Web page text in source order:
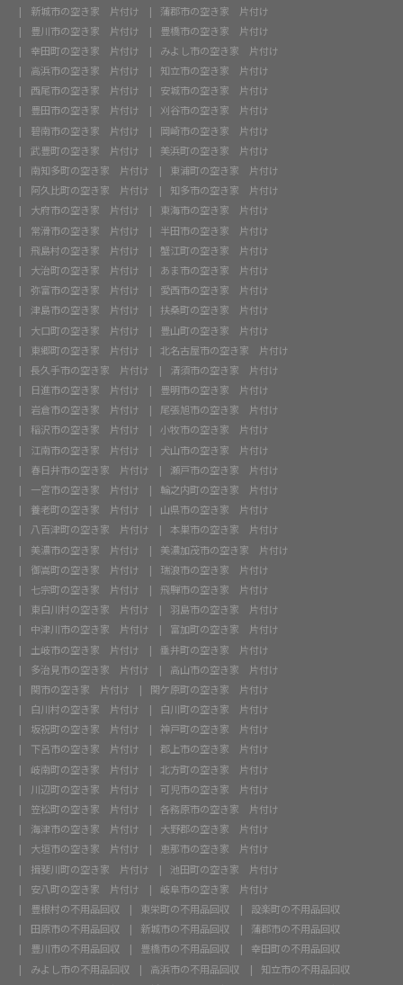
新城市の空き家 片付け
蒲郡市の空き家 片付け
豊川市の空き家 片付け
豊橋市の空き家 片付け
幸田町の空き家 片付け
みよし市の空き家 片付け
高浜市の空き家 片付け
知立市の空き家 片付け
西尾市の空き家 片付け
安城市の空き家 片付け
豊田市の空き家 片付け
刈谷市の空き家 片付け
碧南市の空き家 片付け
岡崎市の空き家 片付け
武豊町の空き家 片付け
美浜町の空き家 片付け
南知多町の空き家 片付け
東浦町の空き家 片付け
阿久比町の空き家 片付け
知多市の空き家 片付け
大府市の空き家 片付け
東海市の空き家 片付け
常滑市の空き家 片付け
半田市の空き家 片付け
飛島村の空き家 片付け
蟹江町の空き家 片付け
大治町の空き家 片付け
あま市の空き家 片付け
弥富市の空き家 片付け
愛西市の空き家 片付け
津島市の空き家 片付け
扶桑町の空き家 片付け
大口町の空き家 片付け
豊山町の空き家 片付け
東郷町の空き家 片付け
北名古屋市の空き家 片付け
長久手市の空き家 片付け
清須市の空き家 片付け
日進市の空き家 片付け
豊明市の空き家 片付け
岩倉市の空き家 片付け
尾張旭市の空き家 片付け
稲沢市の空き家 片付け
小牧市の空き家 片付け
江南市の空き家 片付け
犬山市の空き家 片付け
春日井市の空き家 片付け
瀬戸市の空き家 片付け
一宮市の空き家 片付け
輪之内町の空き家 片付け
養老町の空き家 片付け
山県市の空き家 片付け
八百津町の空き家 片付け
本巣市の空き家 片付け
美濃市の空き家 片付け
美濃加茂市の空き家 片付け
御嵩町の空き家 片付け
瑞浪市の空き家 片付け
七宗町の空き家 片付け
飛騨市の空き家 片付け
東白川村の空き家 片付け
羽島市の空き家 片付け
中津川市の空き家 片付け
富加町の空き家 片付け
土岐市の空き家 片付け
垂井町の空き家 片付け
多治見市の空き家 片付け
高山市の空き家 片付け
関市の空き家 片付け
関ケ原町の空き家 片付け
白川村の空き家 片付け
白川町の空き家 片付け
坂祝町の空き家 片付け
神戸町の空き家 片付け
下呂市の空き家 片付け
郡上市の空き家 片付け
岐南町の空き家 片付け
北方町の空き家 片付け
川辺町の空き家 片付け
可児市の空き家 片付け
笠松町の空き家 片付け
各務原市の空き家 片付け
海津市の空き家 片付け
大野郡の空き家 片付け
大垣市の空き家 片付け
恵那市の空き家 片付け
揖斐川町の空き家 片付け
池田町の空き家 片付け
安八町の空き家 片付け
岐阜市の空き家 片付け
豊根村の不用品回収
東栄町の不用品回収
設楽町の不用品回収
田原市の不用品回収
新城市の不用品回収
蒲郡市の不用品回収
豊川市の不用品回収
豊橋市の不用品回収
幸田町の不用品回収
みよし市の不用品回収
高浜市の不用品回収
知立市の不用品回収